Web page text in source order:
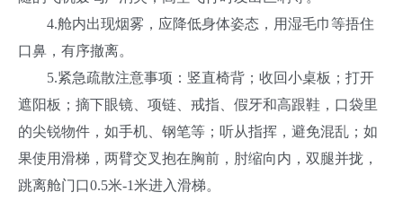
4.舱内出现烟雾，应降低身体姿态，用湿毛巾等捂住
口鼻，有序撤离。
5.紧急疏散注意事项：竖直椅背；收回小桌板；打开
遮阳板；摘下眼镜、项链、戒指、假牙和高跟鞋，口袋里
的尖锐物件，如手机、钢笔等；听从指挥，避免混乱；如
果使用滑梯，两臂交叉抱在胸前，肘缩向内，双腿并拢，
跳离舱门口0.5米-1米进入滑梯。